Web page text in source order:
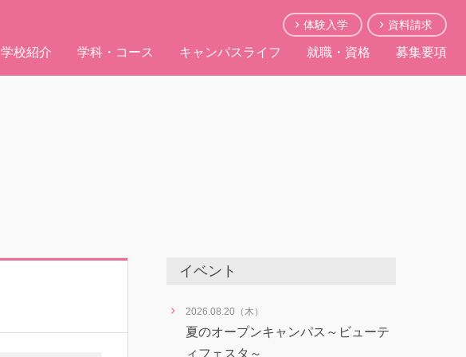
体験入学 資料請求
学校紹介 学科・コース キャンパスライフ 就職・資格 募集要項
イベント
2026.08.20（木）
夏のオープンキャンパス～ビューテ
ィフェスタ～